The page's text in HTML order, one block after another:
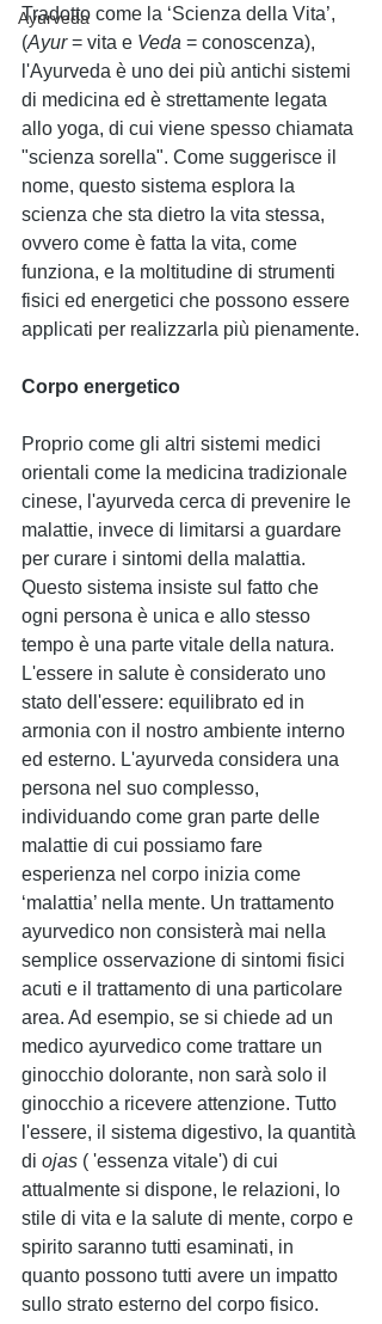
Ayurveda
Tradotto come la ‘Scienza della Vita’,
(Ayur = vita e Veda = conoscenza),
l'Ayurveda è uno dei più antichi sistemi
di medicina ed è strettamente legata
allo yoga, di cui viene spesso chiamata
"scienza sorella". Come suggerisce il
nome, questo sistema esplora la
scienza che sta dietro la vita stessa,
ovvero come è fatta la vita, come
funziona, e la moltitudine di strumenti
fisici ed energetici che possono essere
applicati per realizzarla più pienamente.
Corpo energetico
Proprio come gli altri sistemi medici
orientali come la medicina tradizionale
cinese, l'ayurveda cerca di prevenire le
malattie, invece di limitarsi a guardare
per curare i sintomi della malattia.
Questo sistema insiste sul fatto che
ogni persona è unica e allo stesso
tempo è una parte vitale della natura.
L'essere in salute è considerato uno
stato dell'essere: equilibrato ed in
armonia con il nostro ambiente interno
ed esterno. L'ayurveda considera una
persona nel suo complesso,
individuando come gran parte delle
malattie di cui possiamo fare
esperienza nel corpo inizia come
‘malattia’ nella mente. Un trattamento
ayurvedico non consisterà mai nella
semplice osservazione di sintomi fisici
acuti e il trattamento di una particolare
area. Ad esempio, se si chiede ad un
medico ayurvedico come trattare un
ginocchio dolorante, non sarà solo il
ginocchio a ricevere attenzione. Tutto
l'essere, il sistema digestivo, la quantità
di ojas ( 'essenza vitale') di cui
attualmente si dispone, le relazioni, lo
stile di vita e la salute di mente, corpo e
spirito saranno tutti esaminati, in
quanto possono tutti avere un impatto
sullo strato esterno del corpo fisico.